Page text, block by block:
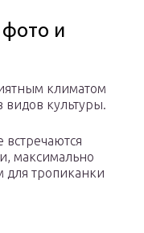
фото и
климатом
видов культуры.
встречаются
максимально
тропиканки